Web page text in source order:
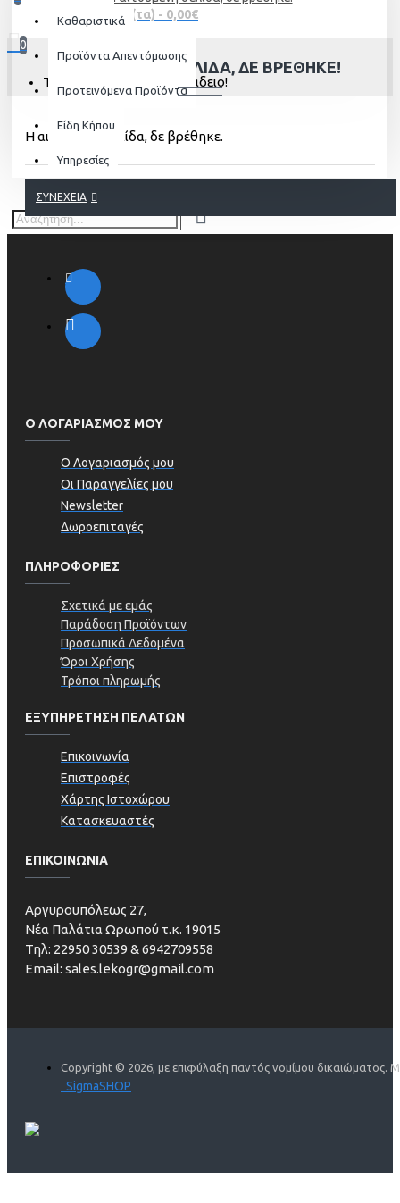
0 προϊόν(τα) - 0,00€
0
Το καλάθι αγορών είναι άδειο!
Καθαριστικά
Προϊόντα Απεντόμωσης
Προτεινόμενα Προϊόντα
Είδη Κήπου
Υπηρεσίες
Η ΑΙΤΟΎΜΕΝΗ ΣΕΛΊΔΑ, ΔΕ ΒΡΈΘΗΚΕ!
Η αιτούμενη σελίδα, δε βρέθηκε.
ΣΥΝΈΧΕΙΑ
Ο ΛΟΓΑΡΙΑΣΜΟΣ ΜΟΥ
Ο Λογαριασμός μου
Οι Παραγγελίες μου
Newsletter
Δωροεπιταγές
ΠΛΗΡΟΦΟΡΊΕΣ
Σχετικά με εμάς
Παράδοση Προϊόντων
Προσωπικά Δεδομένα
Όροι Χρήσης
Τρόποι πληρωμής
ΕΞΥΠΗΡΕΤΗΣΗ ΠΕΛΑΤΩΝ
Επικοινωνία
Επιστροφές
Χάρτης Ιστοχώρου
Κατασκευαστές
ΕΠΙΚΟΙΝΩΝΙΑ
Aργυρουπόλεως 27,
Νέα Παλάτια Ωρωπού τ.κ. 19015
Τηλ: 22950 30539 & 6942709558
Email: sales.lekogr@gmail.com
Copyright © 2026, με επιφύλαξη παντός νομίμου δικαιώματος.
SigmaSHOP